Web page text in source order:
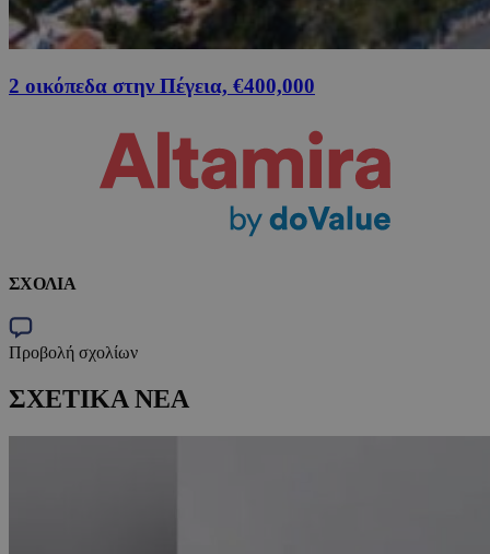
2 οικόπεδα στην Πέγεια, €400,000
ΣΧΟΛΙΑ
Προβολή σχολίων
ΣΧΕΤΙΚΑ ΝΕΑ